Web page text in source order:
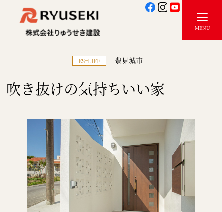
ES=LIFE 豊見城市
吹き抜けの気持ちいい家